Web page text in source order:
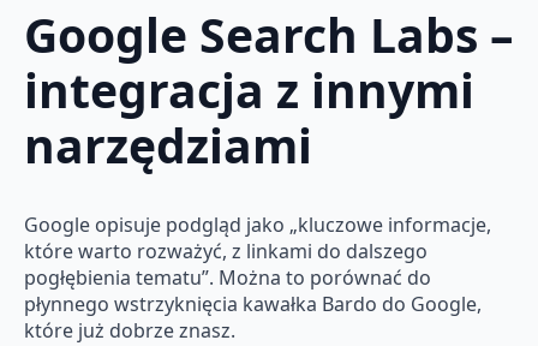
Google Search Labs –
integracja z innymi
narzędziami
Google opisuje podgląd jako „kluczowe informacje,
które warto rozważyć, z linkami do dalszego
pogłębienia tematu”. Można to porównać do
płynnego wstrzyknięcia kawałka Bardo do Google,
które już dobrze znasz.